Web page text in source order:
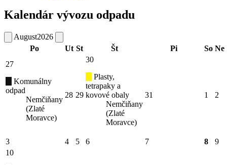
Kalendár vývozu odpadu
August2026
Po
Ut St Št Pi So Ne
27
Komunálny
odpad
Nemčiňany
(Zlaté
Moravce)
28 29
30
Plasty,
tetrapaky a
kovové obaly
Nemčiňany
(Zlaté
Moravce)
31 1 2
3 4 5 6 7 8
9
10